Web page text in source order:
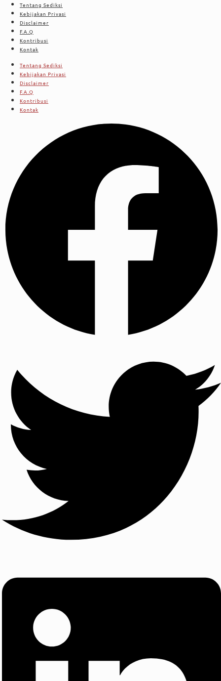
Tentang Sediksi
Kebijakan Privasi
Disclaimer
F.A.Q
Kontribusi
Kontak
Tentang Sediksi
Kebijakan Privasi
Disclaimer
F.A.Q
Kontribusi
Kontak